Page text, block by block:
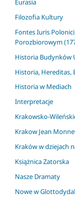
Eurasia
Filozofia Kultury
Fontes Iuris
Porozbiorowym
Historia Budynków
Historia, Hereditas,
Historia w Mediach
Interpretacje
Krakowsko-
Krakow Jean
Kraków w dziejach
Książnica Zatorska
Nasze Dramaty
Nowe w